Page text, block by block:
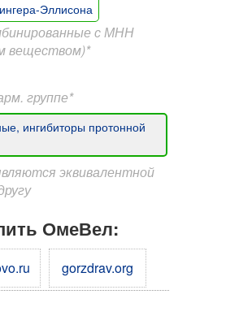
Эллисона
с МНН
веществом)*
группе*
ингибиторы протонной
эквивалентной
ОмеВел:
gorzdrav.org